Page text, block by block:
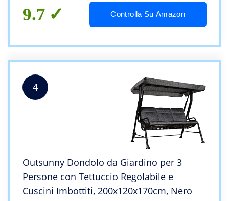
9.7 Controlla Su Amazon
4
Outsunny Dondolo da Giardino per 3
Persone con Tettuccio Regolabile e
Cuscini Imbottiti, 200x120x170cm, Nero